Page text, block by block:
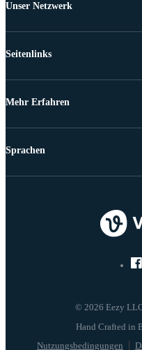
Unser Netzwerk
Seitenlinks
Mehr Erfahren
© 2026 Eezy
Nutzungsbedingungen
Sprachen